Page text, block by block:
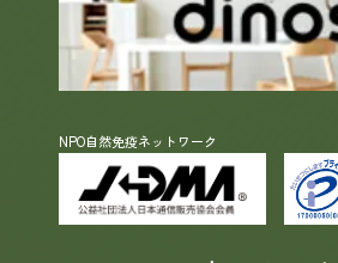
NPO自然免疫ネットワーク